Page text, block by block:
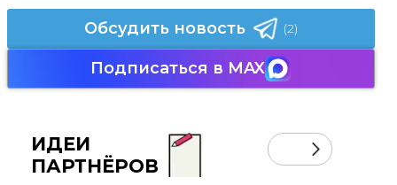
Обсудить новость (2)
Подписаться в MAX
ИДЕИ
ПАРТНЁРОВ